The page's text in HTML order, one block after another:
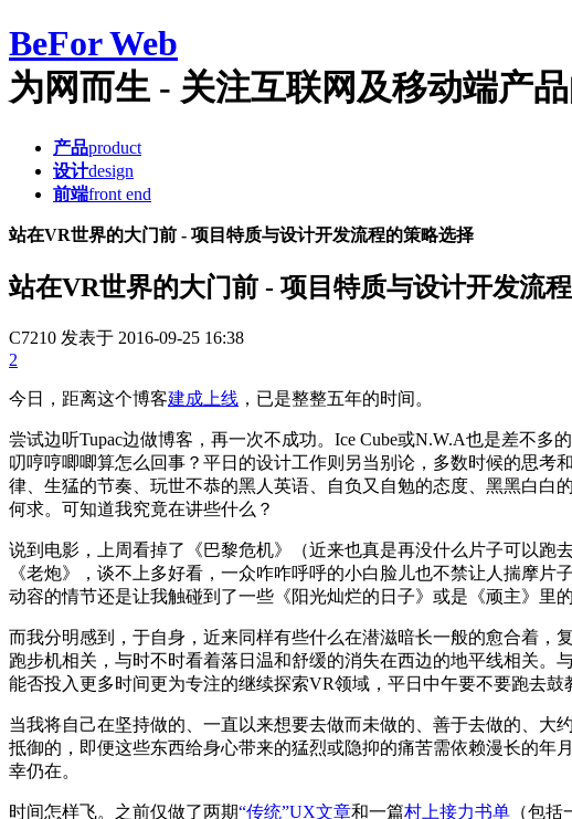
BeFor Web
为网而生 - 关注互联网及移动端产
产品product
设计design
前端front end
站在VR世界的大门前 - 项目特质与设计开发流程的策略选择
站在VR世界的大门前 - 项目特质与设计开发流
C7210 发表于 2016-09-25 16:38
2
今日，距离这个博客建成上线 ，已是整整五年的时间。
尝试边听Tupac边做博客，再一次不成功。Ice Cube或N.W.A也是差不
叨哼哼唧唧算怎么回事？平日的设计工作则另当别论，多数时候的思考
律、生猛的节奏、玩世不恭的黑人英语、自负又自勉的态度、黑黑白白
何求。可知道我究竟在讲些什么？
说到电影，上周看掉了《巴黎危机》（近来也真是再没什么片子可以跑
《老炮》，谈不上多好看，一众咋咋呼呼的小白脸儿也不禁让人揣摩
动容的情节还是让我触碰到了一些《阳光灿烂的日子》或是《顽主》里
而我分明感到，于自身，近来同样有些什么在潜滋暗长一般的愈合着
跑步机相关，与时不时看着落日温和舒缓的消失在西边的地平线相关
能否投入更多时间更为专注的继续探索VR领域，平日中午要不要跑去
当我将自己在坚持做的、一直以来想要去做而未做的、善于去做的、
抵御的，即便这些东西给身心带来的猛烈或隐抑的痛苦需依赖漫长的
幸仍在。
时间怎样飞。之前仅做了两期“传统”UX文章和一篇村上接力书单 （包